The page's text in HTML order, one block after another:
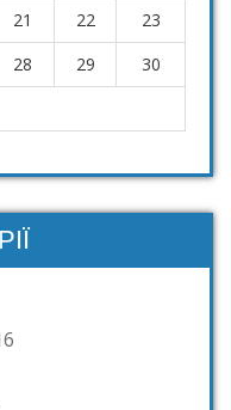
21 22
23
28 29
30